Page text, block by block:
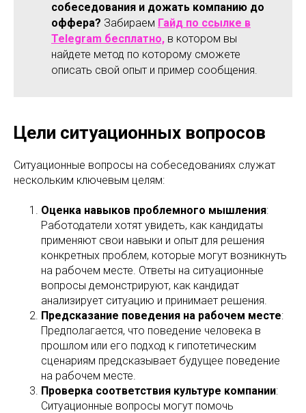
собеседования и дожать компанию до
оффера? Забираем Гайд по ссылке в
Telegram бесплатно, в котором вы
найдете метод по которому сможете
описать свой опыт и пример сообщения.
Цели ситуационных вопросов
Ситуационные вопросы на собеседованиях служат
нескольким ключевым целям:
Оценка навыков проблемного мышления:
Работодатели хотят увидеть, как кандидаты
применяют свои навыки и опыт для решения
конкретных проблем, которые могут возникнуть
на рабочем месте. Ответы на ситуационные
вопросы демонстрируют, как кандидат
анализирует ситуацию и принимает решения.
Предсказание поведения на рабочем месте:
Предполагается, что поведение человека в
прошлом или его подход к гипотетическим
сценариям предсказывает будущее поведение
на рабочем месте.
Проверка соответствия культуре компании:
Ситуационные вопросы могут помочь